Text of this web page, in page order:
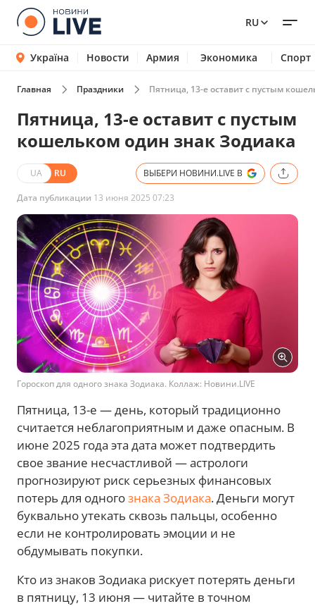
RU
Україна Новости Армия Экономика Спорт
Главная Праздники Пятница, 13-е оставит с пустым
Пятница, 13-е оставит с пустым
кошельком один знак Зодиака
UA RU ВЫБЕРИ НОВИНИ.LIVE В
Дата публикации 13 июня 2025 07:23
Гороскоп для одного знака Зодиака. Коллаж: Новини.LIVE
Пятница, 13-е — день, который традиционно
считается неблагоприятным и даже опасным. В
июне 2025 года эта дата может подтвердить
свое звание несчастливой — астрологи
прогнозируют риск серьезных финансовых
потерь для одногознака Зодиака. Деньги могут
буквально утекать сквозь пальцы, особенно
если не контролировать эмоции и не
обдумывать покупки.
Кто из знаков Зодиака рискует потерять деньги
в пятницу, 13 июня — читайте в точном